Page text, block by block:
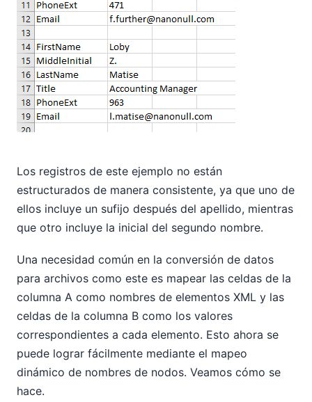
Los registros de este ejemplo no están
estructurados de manera consistente, ya que uno de
ellos incluye un sufijo después del apellido, mientras
que otro incluye la inicial del segundo nombre.
Una necesidad común en la conversión de datos
para archivos como este es mapear las celdas de la
columna A como nombres de elementos XML y las
celdas de la columna B como los valores
correspondientes a cada elemento. Esto ahora se
puede lograr fácilmente mediante el mapeo
dinámico de nombres de nodos. Veamos cómo se
hace.